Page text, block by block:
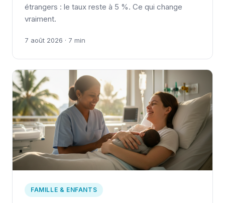
étrangers : le taux reste à 5 %. Ce qui change
vraiment.
7 août 2026 · 7 min
FAMILLE & ENFANTS